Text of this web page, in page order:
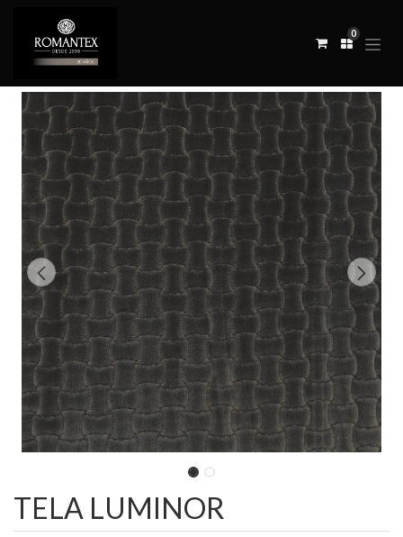
0
TELA LUMINOR